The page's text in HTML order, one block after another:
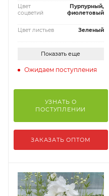
Цвет
соцветий
Пурпурный,
фиолетовый
Цвет листьев Зеленый
Показать еще
Ожидаем поступления
УЗНАТЬ О
ПОСТУПЛЕНИИ
ЗАКАЗАТЬ ОПТОМ